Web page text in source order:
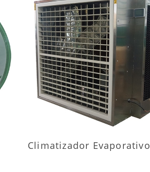
MAIS INFORMAÇÕES
Climatizador Evaporativo